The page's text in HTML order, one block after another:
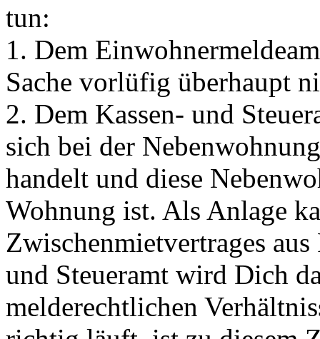
tun:
1. Dem
Sache vorlüfig überhaupt
2. Dem Kassen- und
sich bei der
handelt und diese
Wohnung ist. Als Anlage
Zwischenmietvertrages
und Steueramt wird Dich
melderechtlichen